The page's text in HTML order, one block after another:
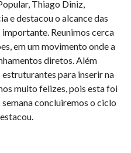
Thiago Diniz,
e destacou o alcance das
importante. Reunimos cerca
em um movimento onde a
diretos. Além
para inserir na
muito felizes, pois esta foi
concluiremos o ciclo